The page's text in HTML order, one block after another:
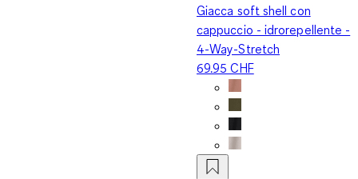
Giacca soft shell con
cappuccio - idrorepellente -
4-Way-Stretch
69.95 CHF